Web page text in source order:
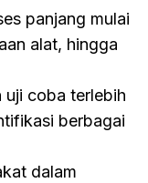
panjang mulai
alat, hingga
uji coba terlebih
berbagai
dalam